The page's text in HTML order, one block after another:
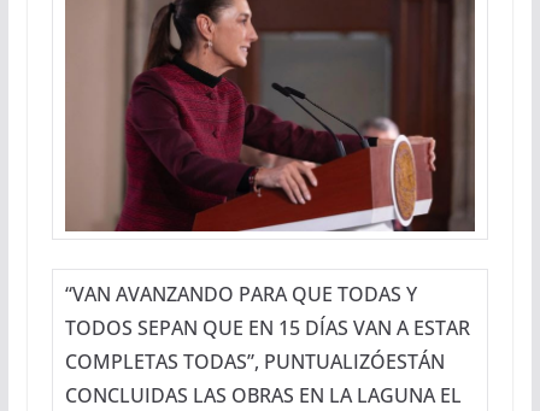
“VAN AVANZANDO PARA QUE TODAS Y
TODOS SEPAN QUE EN 15 DÍAS VAN A ESTAR
COMPLETAS TODAS”, PUNTUALIZÓESTÁN
CONCLUIDAS LAS OBRAS EN LA LAGUNA EL